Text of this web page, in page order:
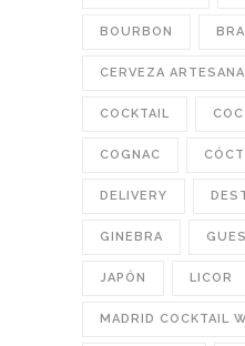
BOURBON
CERVEZA
COCKTAIL
COGNAC
DELIVERY
GINEBRA
JAPÓN LICOR
MADRID COCKTAIL